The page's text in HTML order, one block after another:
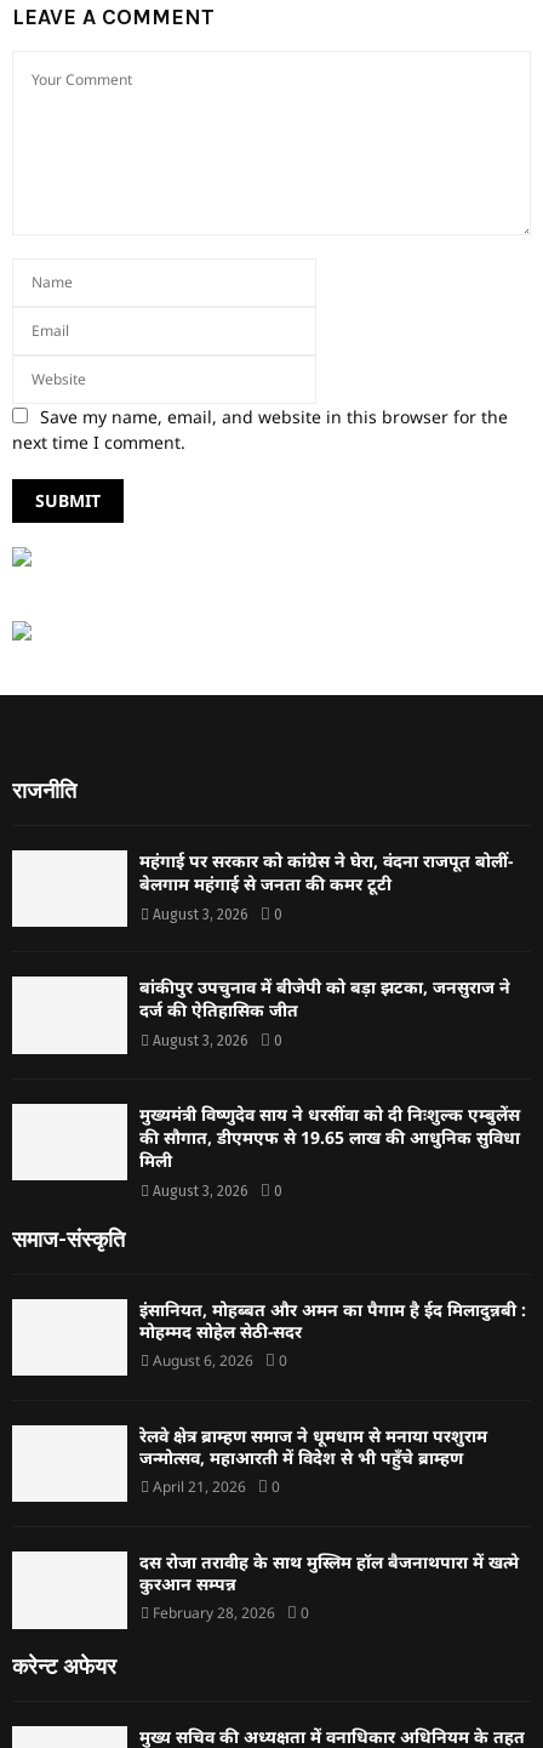
LEAVE A COMMENT
Save my name, email, and website in this browser for the
next time I comment.
राजनीति
महंगाई पर सरकार को कांग्रेस ने घेरा, वंदना राजपूत बोलीं-
बेलगाम महंगाई से जनता की कमर टूटी
August 3, 2026 0
बांकीपुर उपचुनाव में बीजेपी को बड़ा झटका, जनसुराज ने
दर्ज की ऐतिहासिक जीत
August 3, 2026 0
मुख्यमंत्री विष्णुदेव साय ने धरसींवा को दी निःशुल्क एम्बुलेंस
की सौगात, डीएमएफ से 19.65 लाख की आधुनिक सुविधा
मिली
August 3, 2026 0
समाज-संस्कृति
इंसानियत, मोहब्बत और अमन का पैगाम है ईद मिलादुन्नबी :
मोहम्मद सोहेल सेठी-सदर
August 6, 2026 0
रेलवे क्षेत्र ब्राम्हण समाज ने धूमधाम से मनाया परशुराम
जन्मोत्सव, महाआरती में विदेश से भी पहुँचे ब्राम्हण
April 21, 2026 0
दस रोजा तरावीह के साथ मुस्लिम हॉल बैजनाथपारा में खत्मे
कुरआन सम्पन्न
February 28, 2026 0
करेन्ट अफेयर
मुख्य सचिव की अध्यक्षता में वनाधिकार अधिनियम के तहत